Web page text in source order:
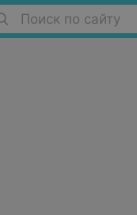
Поиск по сайту